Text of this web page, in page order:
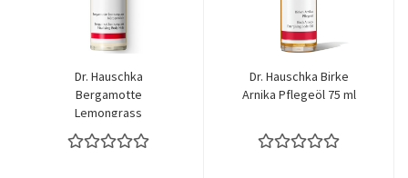
Dr. Hauschka
Bergamotte
Lemongrass
Körpermilch 145 ml
Dr. Hauschka Birke
Arnika Pflegeöl 75 ml